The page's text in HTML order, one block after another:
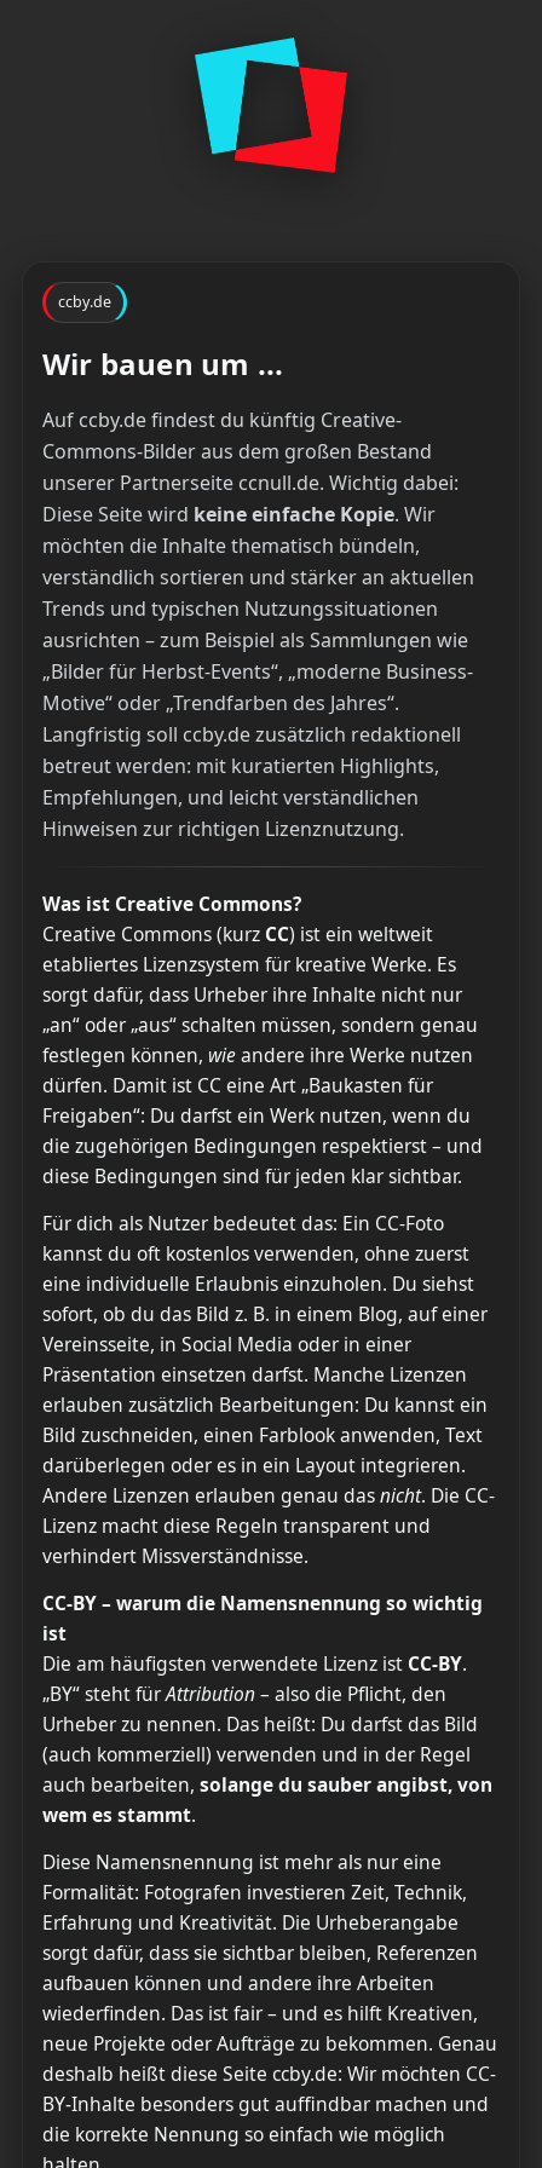
ccby.de
Wir bauen um ...
Auf ccby.de findest du künftig Creative-
Commons-Bilder aus dem großen Bestand
unserer Partnerseite ccnull.de. Wichtig dabei:
Diese Seite wird keine einfache Kopie. Wir
möchten die Inhalte thematisch bündeln,
verständlich sortieren und stärker an aktuellen
Trends und typischen Nutzungssituationen
ausrichten – zum Beispiel als Sammlungen wie
„Bilder für Herbst-Events“, „moderne Business-
Motive“ oder „Trendfarben des Jahres“.
Langfristig soll ccby.de zusätzlich redaktionell
betreut werden: mit kuratierten Highlights,
Empfehlungen, und leicht verständlichen
Hinweisen zur richtigen Lizenznutzung.
Was ist Creative Commons?
Creative Commons (kurz CC) ist ein weltweit
etabliertes Lizenzsystem für kreative Werke. Es
sorgt dafür, dass Urheber ihre Inhalte nicht nur
„an“ oder „aus“ schalten müssen, sondern genau
festlegen können, wieandere ihre Werke nutzen
dürfen. Damit ist CC eine Art „Baukasten für
Freigaben“: Du darfst ein Werk nutzen, wenn du
die zugehörigen Bedingungen respektierst – und
diese Bedingungen sind für jeden klar sichtbar.
Für dich als Nutzer bedeutet das: Ein CC-Foto
kannst du oft kostenlos verwenden, ohne zuerst
eine individuelle Erlaubnis einzuholen. Du siehst
sofort, ob du das Bild z. B. in einem Blog, auf einer
Vereinsseite, in Social Media oder in einer
Präsentation einsetzen darfst. Manche Lizenzen
erlauben zusätzlich Bearbeitungen: Du kannst ein
Bild zuschneiden, einen Farblook anwenden, Text
darüberlegen oder es in ein Layout integrieren.
Andere Lizenzen erlauben genau dasnicht. Die CC-
Lizenz macht diese Regeln transparent und
verhindert Missverständnisse.
CC-BY – warum die Namensnennung so wichtig
ist
Die am häufigsten verwendete Lizenz ist CC-BY.
„BY“ steht fürAttribution– also die Pflicht, den
Urheber zu nennen. Das heißt: Du darfst das Bild
(auch kommerziell) verwenden und in der Regel
auch bearbeiten, solange du sauber angibst, von
wem es stammt.
Diese Namensnennung ist mehr als nur eine
Formalität: Fotografen investieren Zeit, Technik,
Erfahrung und Kreativität. Die Urheberangabe
sorgt dafür, dass sie sichtbar bleiben, Referenzen
aufbauen können und andere ihre Arbeiten
wiederfinden. Das ist fair – und es hilft Kreativen,
neue Projekte oder Aufträge zu bekommen. Genau
deshalb heißt diese Seite ccby.de: Wir möchten CC-
BY-Inhalte besonders gut auffindbar machen und
die korrekte Nennung so einfach wie möglich